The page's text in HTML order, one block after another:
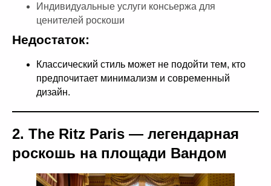
Индивидуальные услуги консьержа для
ценителей роскоши
Недостаток:
Классический стиль может не подойти тем, кто
предпочитает минимализм и современный
дизайн.
2. The Ritz Paris — легендарная
роскошь на площади Вандом